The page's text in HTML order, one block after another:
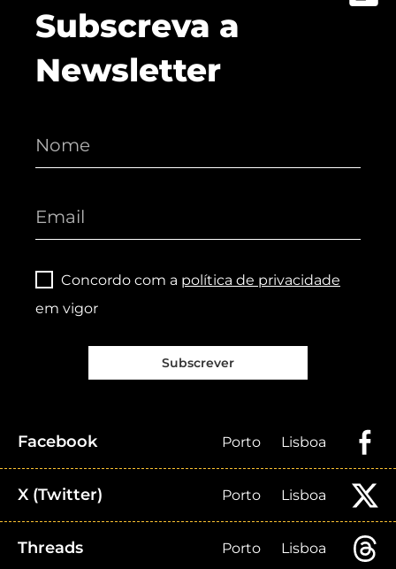
Subscreva a
Newsletter
Concordo com a política de privacidade
em vigor
Subscrever
Facebook Porto Lisboa
X (Twitter) Porto Lisboa
Threads Porto Lisboa